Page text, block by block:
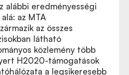
alábbi eredményességi
az MTA
az összes
látható
közlemény több
H2020-támogatások
a legsikeresebb